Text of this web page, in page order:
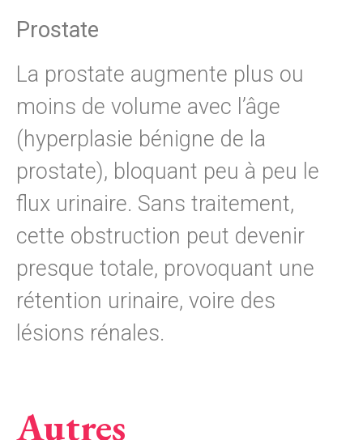
Prostate
La prostate augmente plus ou
moins de volume avec l’âge
(hyperplasie bénigne de la
prostate), bloquant peu à peu le
flux urinaire. Sans traitement,
cette obstruction peut devenir
presque totale, provoquant une
rétention urinaire, voire des
lésions rénales.
Autres